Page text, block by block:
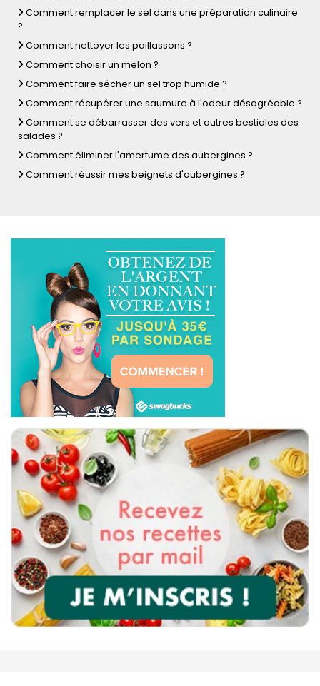
Comment remplacer le sel dans une préparation culinaire
?
Comment nettoyer les paillassons ?
Comment choisir un melon ?
Comment faire sécher un sel trop humide ?
Comment récupérer une saumure à l'odeur désagréable ?
Comment se débarrasser des vers et autres bestioles des
salades ?
Comment éliminer l'amertume des aubergines ?
Comment réussir mes beignets d'aubergines ?